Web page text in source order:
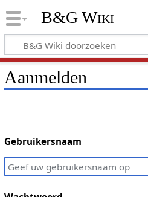
B&G Wiki
Aanmelden
Gebruikersnaam